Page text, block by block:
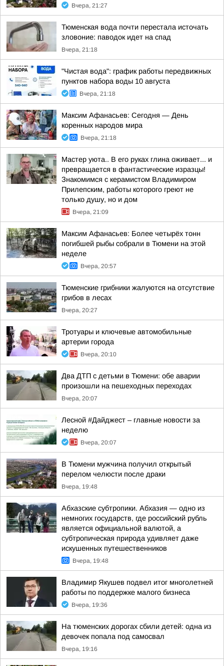
Вчера, 21:27
Тюменская вода почти перестала источать
зловоние: паводок идет на спад
Вчера, 21:18
"Чистая вода": график работы передвижных
пунктов набора воды 10 августа
Вчера, 21:18
Максим Афанасьев: Сегодня — День
коренных народов мира
Вчера, 21:18
Мастер уюта.. В его руках глина оживает... и
превращается в фантастические изразцы!
Знакомимся с керамистом Владимиром
Прилепским, работы которого греют не
только душу, но и дом
Вчера, 21:09
Максим Афанасьев: Более четырёх тонн
погибшей рыбы собрали в Тюмени на этой
неделе
Вчера, 20:57
Тюменские грибники жалуются на отсутствие
грибов в лесах
Вчера, 20:27
Тротуары и ключевые автомобильные
артерии города
Вчера, 20:10
Два ДТП с детьми в Тюмени: обе аварии
произошли на пешеходных переходах
Вчера, 20:07
Лесной #Дайджест – главные новости за
неделю
Вчера, 20:07
В Тюмени мужчина получил открытый
перелом челюсти после драки
Вчера, 19:48
Абхазские субтропики. Абхазия — одно из
немногих государств, где российский рубль
является официальной валютой, а
субтропическая природа удивляет даже
искушенных путешественников
Вчера, 19:48
Владимир Якушев подвел итог многолетней
работы по поддержке малого бизнеса
Вчера, 19:36
На тюменских дорогах сбили детей: одна из
девочек попала под самосвал
Вчера, 19:16